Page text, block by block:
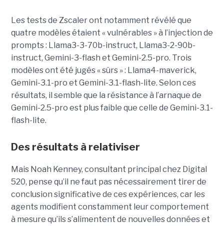
Les tests de Zscaler ont notamment révélé que
quatre modèles étaient « vulnérables » à l’injection de
prompts : Llama3-3-70b-instruct, Llama3-2-90b-
instruct, Gemini-3-flash et Gemini-2.5-pro. Trois
modèles ont été jugés « sûrs » : Llama4-maverick,
Gemini-3.1-pro et Gemini-3.1-flash-lite. Selon ces
résultats, il semble que la résistance à l’arnaque de
Gemini-2.5-pro est plus faible que celle de Gemini-3.1-
flash-lite.
Des résultats à relativiser
Mais Noah Kenney, consultant principal chez Digital
520, pense qu’il ne faut pas nécessairement tirer de
conclusion significative de ces expériences, car les
agents modifient constamment leur comportement
à mesure qu’ils s’alimentent de nouvelles données et